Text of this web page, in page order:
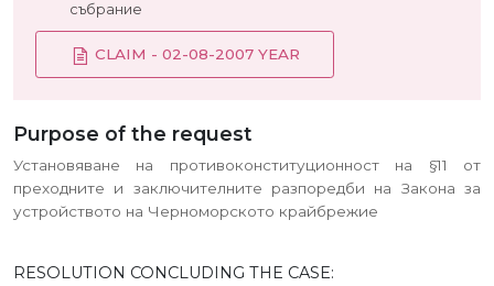
събрание
CLAIM - 02-08-2007 YEAR
Purpose of the request
Установяване на противоконституционност на §11 от
преходните и заключителните разпоредби на Закона за
устройството на Черноморското крайбрежие
RESOLUTION CONCLUDING THE CASE: